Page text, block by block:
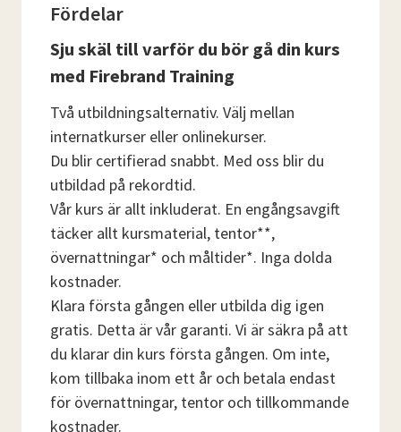
Fördelar
Sju skäl till varför du bör gå din kurs
med Firebrand Training
Två utbildningsalternativ. Välj mellan
internatkurser eller onlinekurser.
Du blir certifierad snabbt. Med oss ​​blir du
utbildad på rekordtid.
Vår kurs är allt inkluderat. En engångsavgift
täcker allt kursmaterial, tentor**,
övernattningar* och måltider*. Inga dolda
kostnader.
Klara första gången eller utbilda dig igen
gratis. Detta är vår garanti. Vi är säkra på att
du klarar din kurs första gången. Om inte,
kom tillbaka inom ett år och betala endast
för övernattningar, tentor och tillkommande
kostnader.